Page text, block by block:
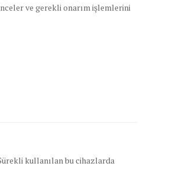
ve gerekli onarım işlemlerini
kullanılan bu cihazlarda